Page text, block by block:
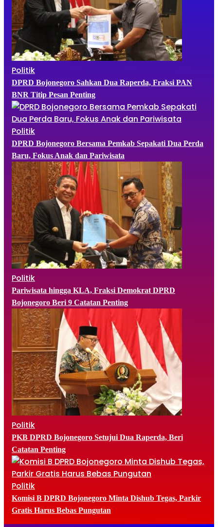
Politik
DPRD Bojonegoro Sahkan Dua Raperda, Fraksi PAN
BNR Titip Pesan Penting
Politik
DPRD Bojonegoro Bersama Pemkab Sepakati Dua Perda
Baru, Fokus Anak dan Pariwisata
Politik
Pariwisata hingga KLA, Fraksi Demokrat DPRD
Bojonegoro Beri 9 Catatan Penting
Politik
PKB DPRD Bojonegoro Setujui Dua Raperda, Beri
Catatan Penting
Politik
Komisi B DPRD Bojonegoro Minta Dishub Tegas, Parkir
Gratis Harus Bebas Pungutan